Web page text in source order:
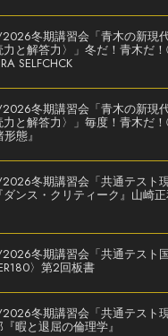
冬期講習会「青木の新現
力と解答力〉」冬だ！青木だ
SELFCHCK
冬期講習会「青木の新現
力と解答力〉」毎度！青木だ
態』
冬期講習会「共通テスト
ダンス・クリティーク』山崎
冬期講習会「共通テスト
〉第2回板書
冬期講習会「共通テスト
暇と退屈の倫理学』